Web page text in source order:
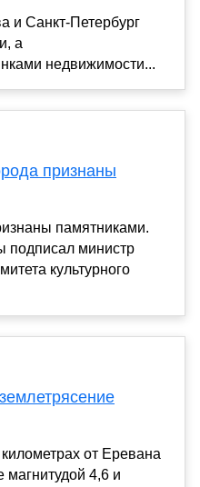
и Санкт-Петербург
а
недвижимости...
признаны
памятниками.
подписал министр
культурного
от Еревана
магнитудой 4,6 и